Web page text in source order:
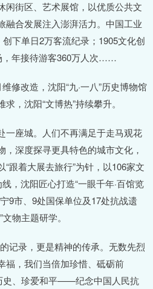
闲街区、艺术展馆，以优质公共文
融合发展注入澎湃活力。中国工业
下单日2万客流纪录；1905文化创
，年接待游客360万人次……
改造，沈阳“九·一八”历史博物馆
，沈阳“文博热”持续攀升。
座城。人们不再满足于走马观花
深度探寻更具特色的城市文化，
跟着大展去旅行”为针，以106家文
，沈阳匠心打造“一眼千年·百馆览
9市、9处国保单位及17处抗战遗
物主题研学。
录，更是精神的传承。无数先烈
福，我们当倍加珍惜、砥砺前
史、珍爱和平——纪念中国人民抗